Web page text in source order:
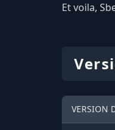
Et voila,
VERSION